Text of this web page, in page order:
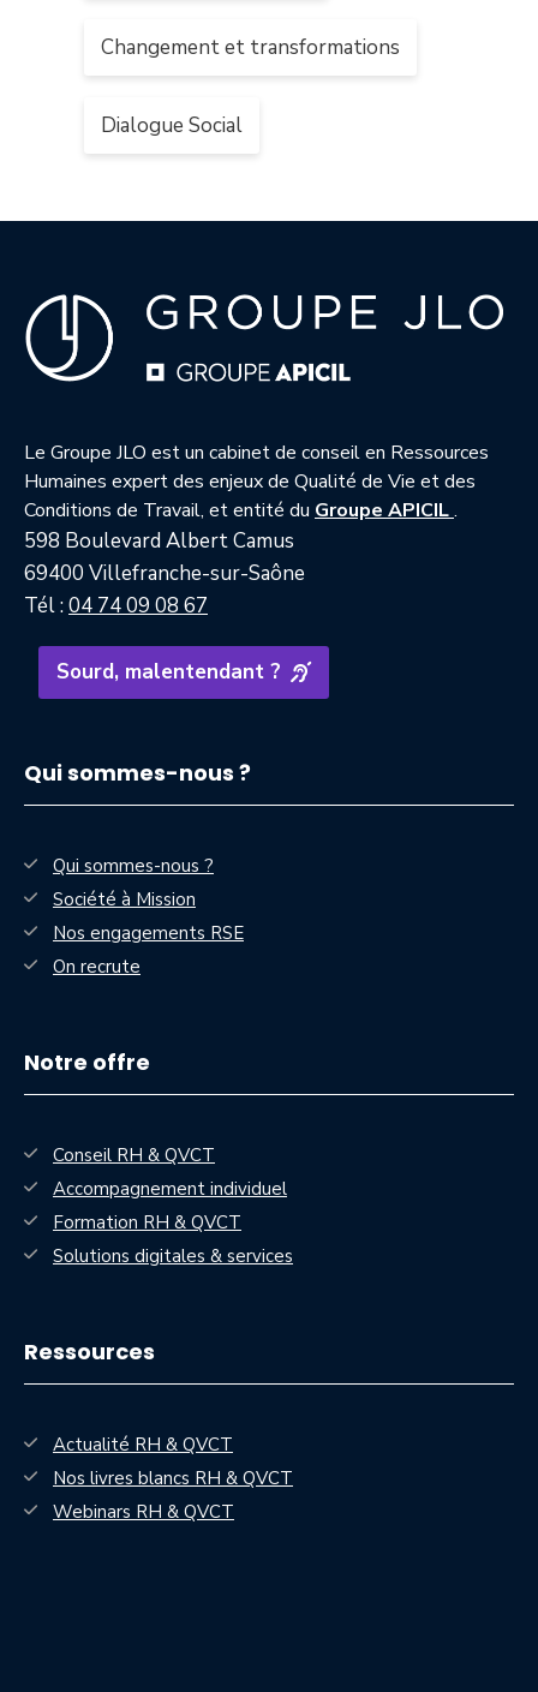
Changement et transformations
Dialogue Social
Le Groupe JLO est un cabinet de conseil en Ressources
Humaines expert des enjeux de Qualité de Vie et des
Conditions de Travail, et entité du Groupe APICIL—
.
598 Boulevard Albert Camus
69400 Villefranche-sur-Saône
Tél :04 74 09 08 67
Sourd, malentendant ?
Qui sommes-nous ?
Qui sommes-nous ?
Société à Mission
Nos engagements RSE
On recrute
Notre offre
Conseil RH & QVCT
Accompagnement individuel
Formation RH & QVCT
Solutions digitales & services
Ressources
Actualité RH & QVCT
Nos livres blancs RH & QVCT
Webinars RH & QVCT